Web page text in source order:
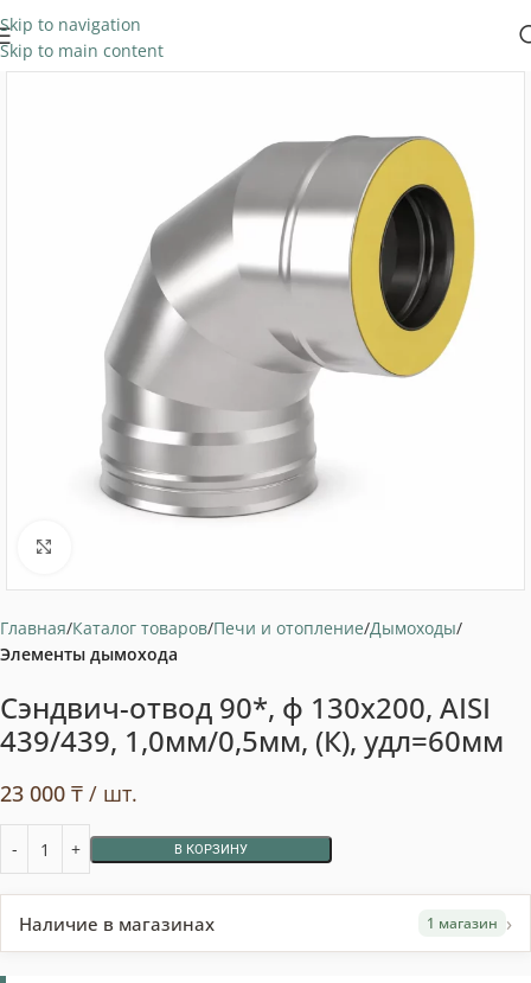
Skip to navigation
Skip to main content
Главная Каталог товаров Печи и отопление Дымоходы
Элементы дымохода
Сэндвич-отвод 90*, ф 130х200, AISI
439/439, 1,0мм/0,5мм, (К), удл=60мм
23 000 ₸ / шт.
В КОРЗИНУ
Наличие в магазинах 1 магазин ›